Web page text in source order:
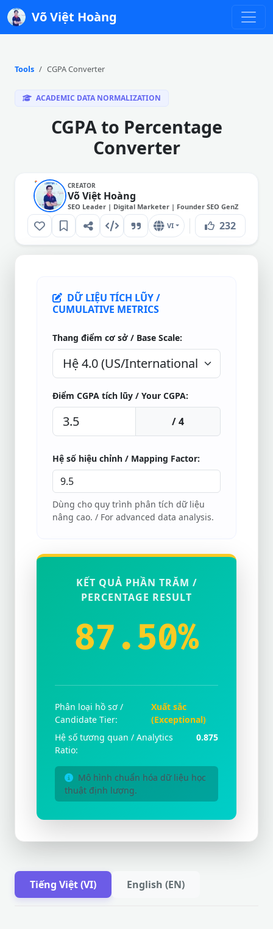
Võ Việt Hoàng
Tools CGPA Converter
ACADEMIC DATA NORMALIZATION
CGPA to Percentage
Converter
CREATOR
Võ Việt Hoàng
SEO Leader | Digital Marketer | Founder SEO GenZ
VI 232
DỮ LIỆU TÍCH LŨY /
CUMULATIVE METRICS
Thang điểm cơ sở / Base Scale:
Điểm CGPA tích lũy / Your CGPA:
/ 4
Hệ số hiệu chỉnh / Mapping Factor:
Dùng cho quy trình phân tích dữ liệu
nâng cao. / For advanced data analysis.
KẾT QUẢ PHẦN TRĂM /
PERCENTAGE RESULT
87.50%
Phân loại hồ sơ /
Candidate Tier:
Xuất sắc
(Exceptional)
Hệ số tương quan / Analytics
Ratio:
0.875
Mô hình chuẩn hóa dữ liệu học
thuật định lượng.
Tiếng Việt (VI) English (EN)